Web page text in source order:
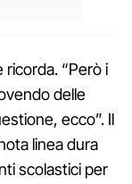
“Però i
delle
ecco”. Il
linea dura
scolastici per